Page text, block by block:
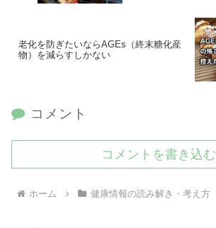
老化を防ぎたいならAGEs（終末糖化産
物）を減らすしかない
コメント
コメントを書き込む
ホーム 健康情報の読み解き・考え方